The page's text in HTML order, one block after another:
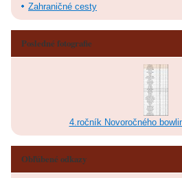
Zahraničné cesty
Posledné fotografie
4.ročník Novoročného
Obľúbené odkazy